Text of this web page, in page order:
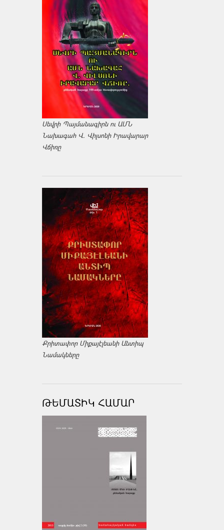
Սեվրի Պայմանագիրն ու ԱՄՆ
Նախագահ Վ. Վիլսոնի Իրավարար
Վճիռը
Քրիտափոր Միքայէլեանի Անտիպ
Նամակները
ԹԵՄԱՏԻԿ ՀԱՄԱՐ